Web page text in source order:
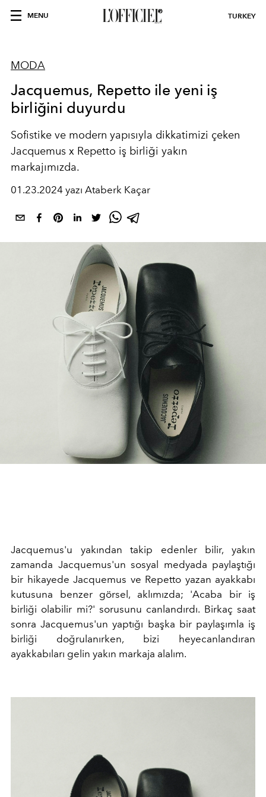
MENU TURKEY
MODA
Jacquemus, Repetto ile yeni iş
birliğini duyurdu
Sofistike ve modern yapısıyla dikkatimizi çeken
Jacquemus x Repetto iş birliği yakın
markajımızda.
01.23.2024 yazı Ataberk Kaçar
Jacquemus'u yakından takip edenler bilir, yakın
zamanda Jacquemus'un sosyal medyada paylaştığı
bir hikayede Jacquemus ve Repetto yazan ayakkabı
kutusuna benzer görsel, aklımızda; 'Acaba bir iş
birliği olabilir mi?' sorusunu canlandırdı. Birkaç saat
sonra Jacquemus'un yaptığı başka bir paylaşımla iş
birliği doğrulanırken, bizi heyecanlandıran
ayakkabıları gelin yakın markaja alalım.